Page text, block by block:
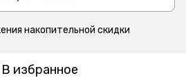
накопительной скидки
В избранное